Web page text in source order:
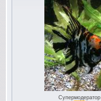
Супермодератор